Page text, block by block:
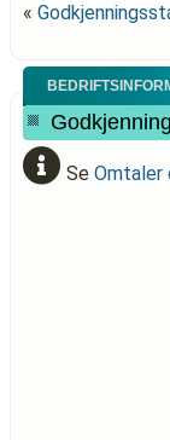
«
Se Omtaler